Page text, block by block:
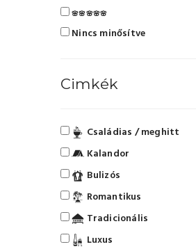
🌸🌸🌸🌸🌸
Nincs minősítve
Cimkék
Családias / meghitt
Kalandor
Bulizós
Romantikus
Tradicionális
Luxus